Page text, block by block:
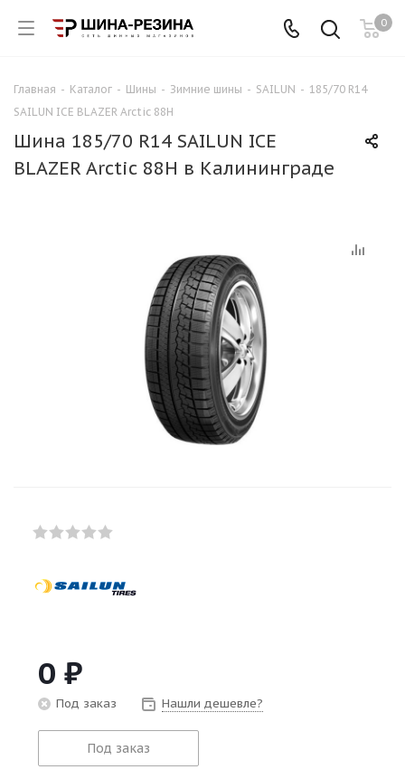
0
Главная - Каталог - Шины - Зимние шины - SAILUN - 185/70 R14
SAILUN ICE BLAZER Arctic 88H
Шина 185/70 R14 SAILUN ICE
BLAZER Arctic 88H в Калининграде
0 ₽
Под заказ Нашли дешевле?
Под заказ